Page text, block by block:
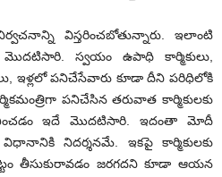
విస్తరించబోతున్నారు. ఇలాంటి
మొదటిసారి. స్వయం ఉపాధి కార్మికులు,
ఇళ్లలో పనిచేసేవారు కూడా దీని పరిధిలోకి
పనిచేసిన తరువాత కార్మికులకు
ఇదే మొదటిసారి. ఇదంతా మోదీ
విధానానికి నిదర్శనమే. ఇకపై కార్మికులకు
తీసుకురావడం జరగదని కూడా ఆయన